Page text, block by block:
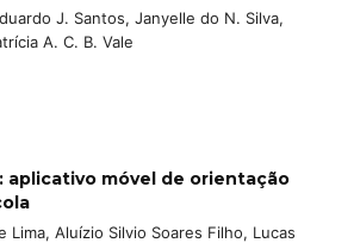
J. Santos, Janyelle do N. Silva,
A. C. B. Vale
aplicativo móvel de orientação
Lima, Aluízio Silvio Soares Filho, Lucas